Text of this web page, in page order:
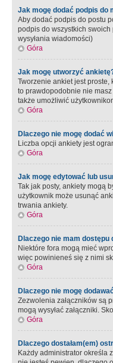
Jak mogę dodać podpis do
Aby dodać podpis do postu
podpis do wszystkich
wysyłania wiadomości)
Góra
Jak mogę utworzyć
Tworzenie ankiet jest
to prawdopodobnie nie
także umożliwić
Góra
Dlaczego nie mogę dodać
Liczba opcji ankiety jest
Góra
Jak mogę edytować lub
Tak jak posty, ankiety mogą
użytkownik może usunąć
trwania ankiety.
Góra
Dlaczego nie mam dostępu
Niektóre fora mogą mieć
więc powinieneś się z nimi
Góra
Dlaczego nie mogę
Zezwolenia załączników są
mogą wysyłać załączniki.
Góra
Dlaczego dostałam(em)
Każdy administrator określa